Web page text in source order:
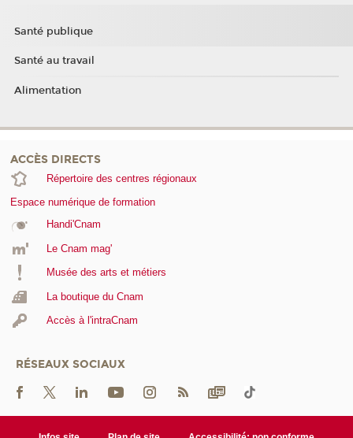
Santé publique
Santé au travail
Alimentation
ACCÈS DIRECTS
Répertoire des centres régionaux
Espace numérique de formation
Handi'Cnam
Le Cnam mag'
Musée des arts et métiers
La boutique du Cnam
Accès à l'intraCnam
RÉSEAUX SOCIAUX